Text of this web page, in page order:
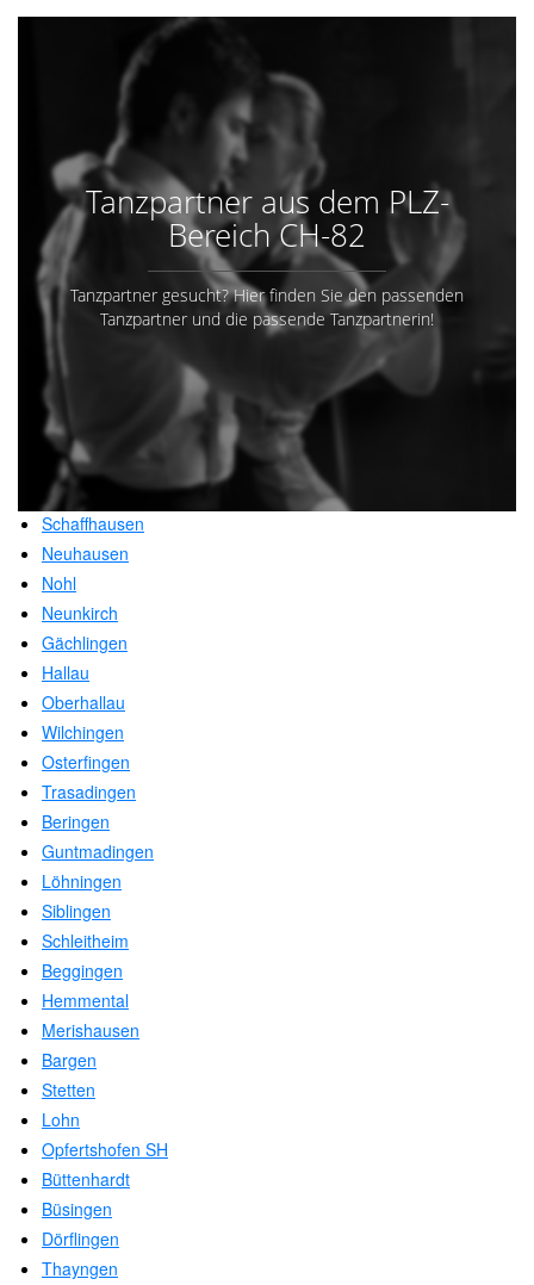
Tanzpartner aus dem PLZ-
Bereich CH-82
Tanzpartner gesucht? Hier finden Sie den passenden
Tanzpartner und die passende Tanzpartnerin!
Schaffhausen
Neuhausen
Nohl
Neunkirch
Gächlingen
Hallau
Oberhallau
Wilchingen
Osterfingen
Trasadingen
Beringen
Guntmadingen
Löhningen
Siblingen
Schleitheim
Beggingen
Hemmental
Merishausen
Bargen
Stetten
Lohn
Opfertshofen SH
Büttenhardt
Büsingen
Dörflingen
Thayngen